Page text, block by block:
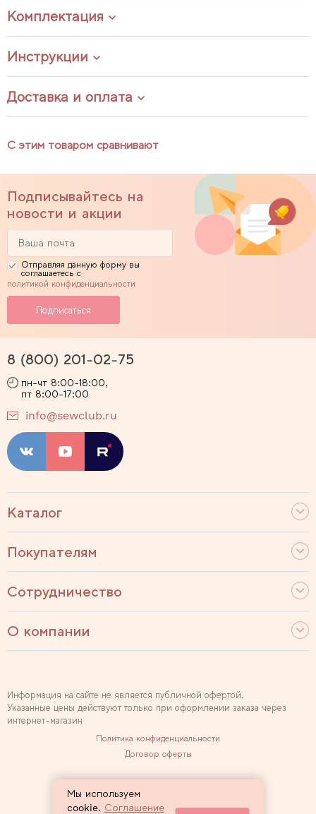
Комплектация
Инструкции
Доставка и оплата
С этим товаром сравнивают
Подписывайтесь на
новости и акции
Отправляя данную форму вы
соглашаетесь с
политикой конфиденциальности
Каталог
Покупателям
Сотрудничество
О компании
8 (800) 201-02-75
пн-чт 8:00-18:00,
пт 8:00-17:00
info@sewclub.ru
Информация на сайте не является публичной офертой.
Указанные цены действуют только при оформлении заказа через
интернет-магазин
Политика конфиденциальности
Договор оферты
Мы используем
cookie. Соглашение